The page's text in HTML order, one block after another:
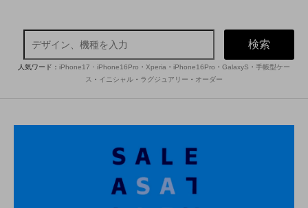
検索
人気ワード： iPhone17・iPhone16Pro ・ Xperia ・ iPhone16Pro ・ GalaxyS ・ 手帳型ケー
ス ・ イニシャル ・ ラグジュアリー ・ オーダー